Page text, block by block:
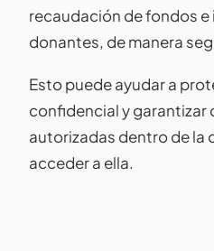
recaudación de fondos
donantes, de manera
Esto puede ayudar a
confidencial y garantizar
autorizadas dentro de la
acceder a ella.